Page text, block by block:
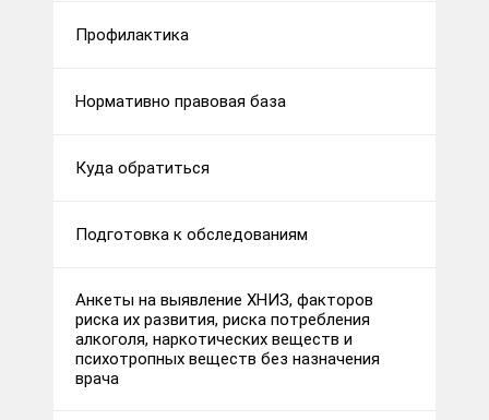
Профилактика
Нормативно правовая база
Куда обратиться
Подготовка к обследованиям
Анкеты на выявление ХНИЗ, факторов
риска их развития, риска потребления
алкоголя, наркотических веществ и
психотропных веществ без назначения
врача